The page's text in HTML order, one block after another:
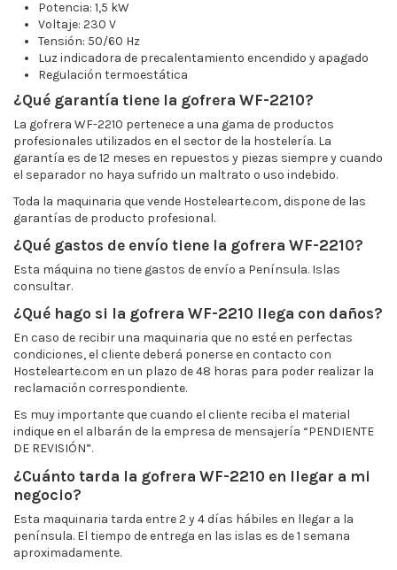
Potencia: 1,5 kW
Voltaje: 230 V
Tensión: 50/60 Hz
Luz indicadora de precalentamiento encendido y apagado
Regulación termoestática
¿Qué garantía tiene la gofrera WF-2210?
La gofrera WF-2210 pertenece a una gama de productos
profesionales utilizados en el sector de la hostelería. La
garantía es de 12 meses en repuestos y piezas siempre y cuando
el separador no haya sufrido un maltrato o uso indebido.
Toda la maquinaria que vende Hostelearte.com, dispone de las
garantías de producto profesional.
¿Qué gastos de envío tiene la gofrera WF-2210?
Esta máquina no tiene gastos de envío a Península. Islas
consultar.
¿Qué hago si la gofrera WF-2210 llega con daños?
En caso de recibir una maquinaria que no esté en perfectas
condiciones, el cliente deberá ponerse en contacto con
Hostelearte.com en un plazo de 48 horas para poder realizar la
reclamación correspondiente.
Es muy importante que cuando el cliente reciba el material
indique en el albarán de la empresa de mensajería “PENDIENTE
DE REVISIÓN”.
¿Cuánto tarda la gofrera WF-2210 en llegar a mi
negocio?
Esta maquinaria tarda entre 2 y 4 días hábiles en llegar a la
península. El tiempo de entrega en las islas es de 1 semana
aproximadamente.